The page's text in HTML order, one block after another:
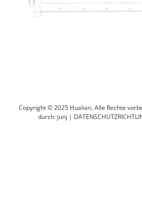
Händler
Copyright © 2025 Hualian. Alle Rechte
durch: junj |